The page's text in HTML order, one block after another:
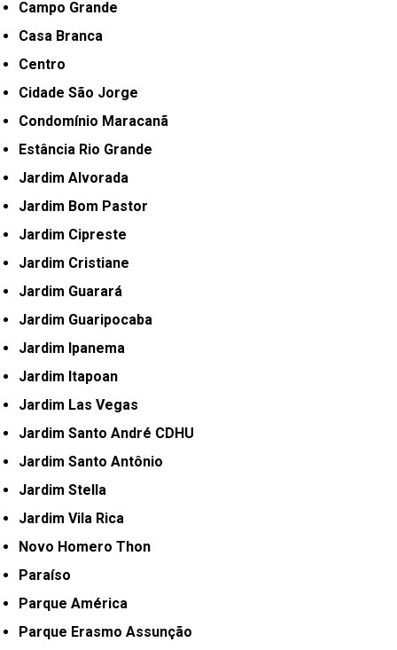
Campo Grande
Casa Branca
Centro
Cidade São Jorge
Condomínio Maracanã
Estância Rio Grande
Jardim Alvorada
Jardim Bom Pastor
Jardim Cipreste
Jardim Cristiane
Jardim Guarará
Jardim Guaripocaba
Jardim Ipanema
Jardim Itapoan
Jardim Las Vegas
Jardim Santo André CDHU
Jardim Santo Antônio
Jardim Stella
Jardim Vila Rica
Novo Homero Thon
Paraíso
Parque América
Parque Erasmo Assunção